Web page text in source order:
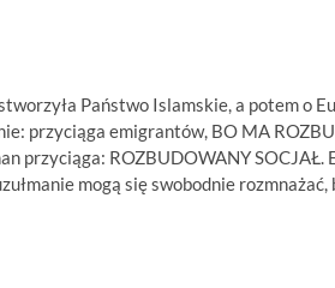
Państwo Islamskie, a potem o
przyciąga emigrantów, BO MA
przyciąga: ROZBUDOWANY
mogą się swobodnie rozmnażać,